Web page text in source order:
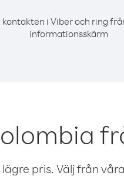
kontakten i Viber och ring
informationsskärm
pris. Välj från